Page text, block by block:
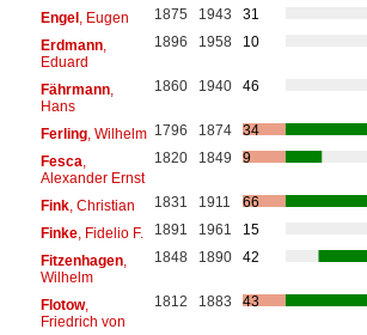
Engel, Eugen 1875 1943
31
Erdmann,
Eduard
1896 1958 10
Fährmann,
Hans
1860 1940 46
Ferling, Wilhelm 1796 1874
34
Fesca
Alexander Ernst
1820 1849 9
Fink, Christian 1831 1911
66
Finke, Fidelio F. 1891 1961
15
Fitzenhagen,
Wilhelm
1848 1890 42
Flotow,
Friedrich von
1812 1883 43